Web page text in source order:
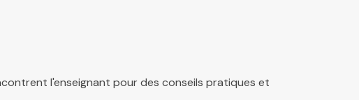
l'enseignant pour des conseils pratiques et